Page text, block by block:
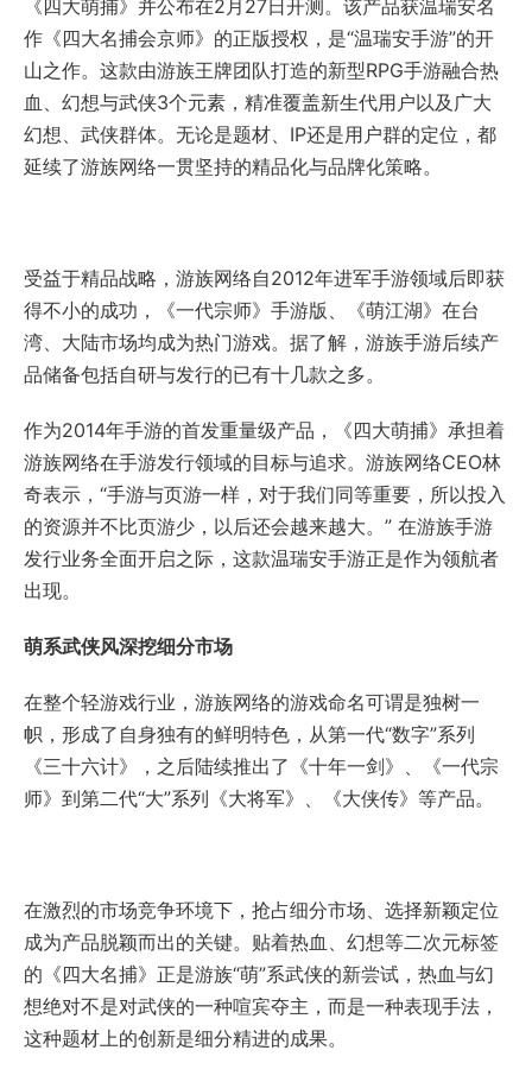
《四大萌捕》并公布在2月27日开测。该产品获温瑞安名
作《四大名捕会京师》的正版授权，是“温瑞安手游”的开
山之作。这款由游族王牌团队打造的新型RPG手游融合热
血、幻想与武侠3个元素，精准覆盖新生代用户以及广大
幻想、武侠群体。无论是题材、IP还是用户群的定位，都
延续了游族网络一贯坚持的精品化与品牌化策略。
受益于精品战略，游族网络自2012年进军手游领域后即获
得不小的成功，《一代宗师》手游版、《萌江湖》在台
湾、大陆市场均成为热门游戏。据了解，游族手游后续产
品储备包括自研与发行的已有十几款之多。
作为2014年手游的首发重量级产品，《四大萌捕》承担着
游族网络在手游发行领域的目标与追求。游族网络CEO林
奇表示，“手游与页游一样，对于我们同等重要，所以投入
的资源并不比页游少，以后还会越来越大。” 在游族手游
发行业务全面开启之际，这款温瑞安手游正是作为领航者
出现。
萌系武侠风深挖细分市场
在整个轻游戏行业，游族网络的游戏命名可谓是独树一
帜，形成了自身独有的鲜明特色，从第一代“数字”系列
《三十六计》，之后陆续推出了《十年一剑》、《一代宗
师》到第二代“大”系列《大将军》、《大侠传》等产品。
在激烈的市场竞争环境下，抢占细分市场、选择新颖定位
成为产品脱颖而出的关键。贴着热血、幻想等二次元标签
的《四大名捕》正是游族“萌”系武侠的新尝试，热血与幻
想绝对不是对武侠的一种喧宾夺主，而是一种表现手法，
这种题材上的创新是细分精进的成果。